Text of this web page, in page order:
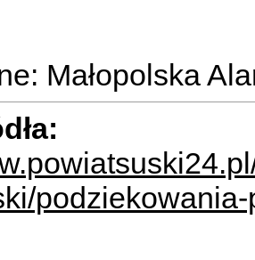
Małopolska